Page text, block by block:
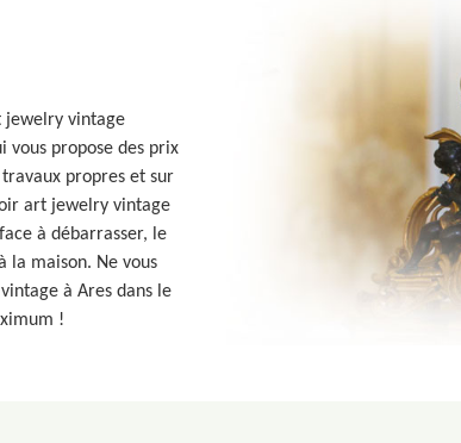
jewelry vintage
vous propose des prix
propres et sur
art jewelry vintage
à débarrasser, le
la maison. Ne vous
à Ares dans le
!